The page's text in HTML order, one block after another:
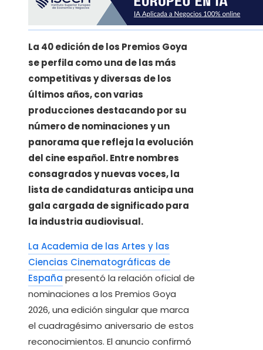
La 40 edición de los Premios Goya
se perfila como una de las más
competitivas y diversas de los
últimos años, con varias
producciones destacando por su
número de nominaciones y un
panorama que refleja la evolución
del cine español. Entre nombres
consagrados y nuevas voces, la
lista de candidaturas anticipa una
gala cargada de significado para
la industria audiovisual.
La Academia de las Artes y las
Ciencias Cinematográficas de
España presentó la relación oficial de
nominaciones a los Premios Goya
2026, una edición singular que marca
el cuadragésimo aniversario de estos
reconocimientos. El anuncio confirmó